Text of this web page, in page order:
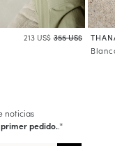
213 US$ 355 US$
noticias
primer pedido..*